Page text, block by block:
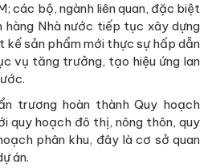
các bộ, ngành liên quan, đặc biệt
hàng Nhà nước tiếp tục xây dựng
kế sản phẩm mới thực sự hấp dẫn
vụ tăng trưởng, tạo hiệu ứng lan
trương hoàn thành Quy hoạch
quy hoạch đô thị, nông thôn, quy
phân khu, đây là cơ sở quan
án.